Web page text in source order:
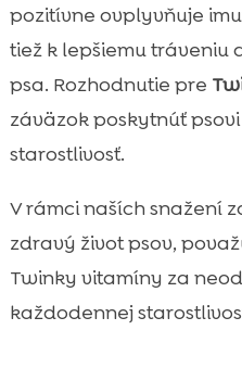
pozitívne ovplyvňuje
tiež k lepšiemu tráveniu
psa. Rozhodnutie pre
záväzok poskytnúť
starostlivosť.
V rámci naších snažení
zdravý život psov,
Twinky vitamíny za
každodennej